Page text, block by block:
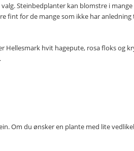
Steinbedplanter kan blomstre i
for de mange som ikke har
hvit hagepute, rosa floks og
Om du ønsker en plante med lite